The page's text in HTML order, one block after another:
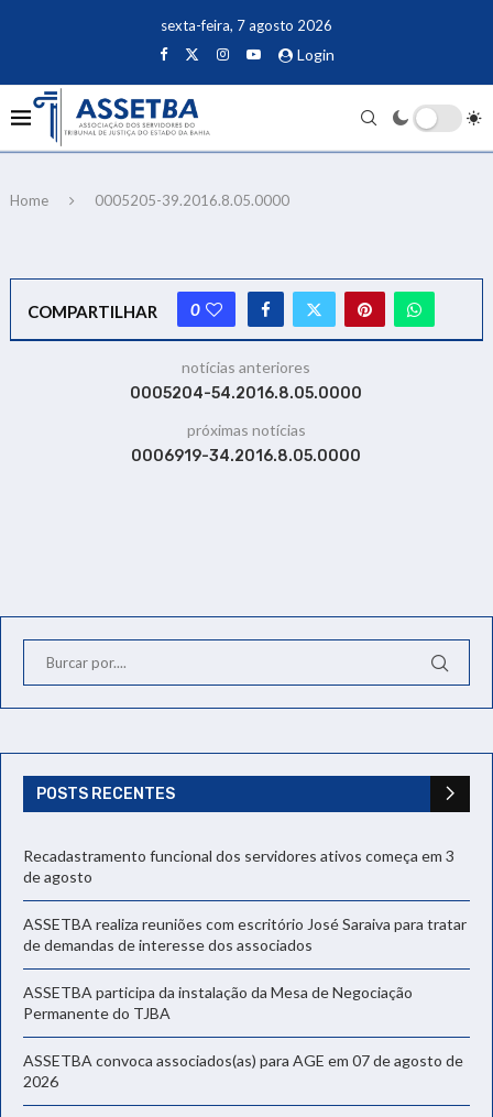
sexta-feira, 7 agosto 2026
Login
Home 0005205-39.2016.8.05.0000
COMPARTILHAR 0
notícias anteriores
0005204-54.2016.8.05.0000
próximas notícias
0006919-34.2016.8.05.0000
POSTS RECENTES
Recadastramento funcional dos servidores ativos começa em 3
de agosto
ASSETBA realiza reuniões com escritório José Saraiva para tratar
de demandas de interesse dos associados
ASSETBA participa da instalação da Mesa de Negociação
Permanente do TJBA
ASSETBA convoca associados(as) para AGE em 07 de agosto de
2026